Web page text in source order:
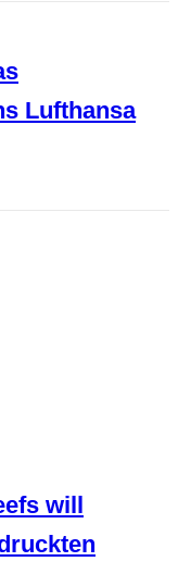
Lufthansa
will